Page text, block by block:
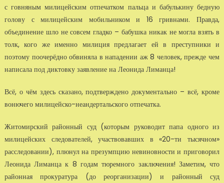
с говняным милицейским отпечатком пальца и бабулькину бедную
голову с милицейским мобильником и 16 гривнами. Правда,
объединение шло не совсем гладко – бабушка никак не могла взять в
толк, кого же именно милиция предлагает ей в преступники и
поэтому поочерёдно обвиняла в нападении аж 8 человек, прежде чем
написала под диктовку заявление на Леонида Лиманца!
Всё, о чём здесь сказано, подтверждено документально – всё, кроме
вонючего милицейско-неандертальского отпечатка.
Житомирский районный суд (которым руководит папа одного из
милицейских следователей, участвовавших в «20-ти тысячном»
расследовании), плюнул на презумпцию невиновности и приговорил
Леонида Лиманца к 8 годам тюремного заключения! Заметим, что
районная прокуратура (до реорганизации) и районный суд